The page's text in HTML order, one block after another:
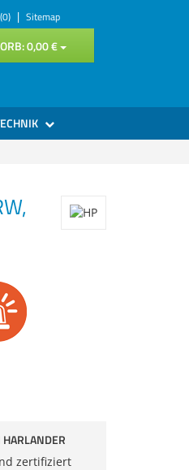
| Sitemap
0,00€
zertifiziert